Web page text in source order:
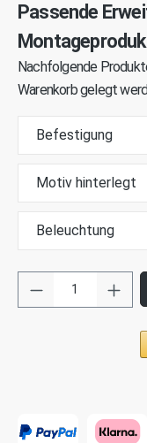
Passende
Nachfolgende
Warenkorb gelegt
Befestigung
Motiv hinterlegt
Beleuchtung